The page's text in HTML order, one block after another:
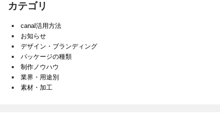
カテゴリ
canal活用方法
お知らせ
デザイン・ブランディング
パッケージの種類
制作ノウハウ
業界・用途別
素材・加工